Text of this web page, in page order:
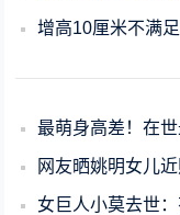
增高10厘米不满足：男子为
最萌身高差！在世最高男
网友晒姚明女儿
女巨人小莫去世